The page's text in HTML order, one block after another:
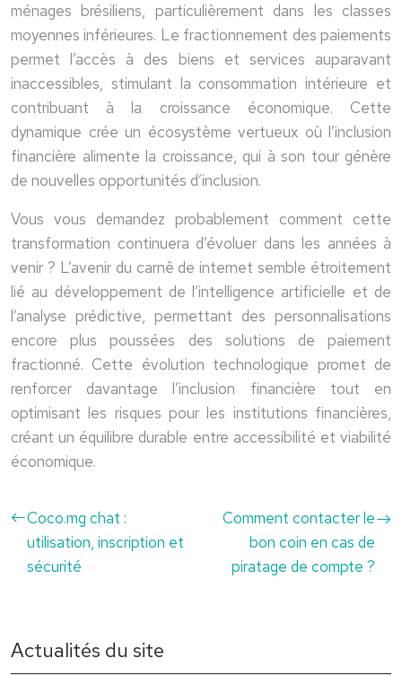
ménages brésiliens, particulièrement dans les classes
moyennes inférieures. Le fractionnement des paiements
permet l’accès à des biens et services auparavant
inaccessibles, stimulant la consommation intérieure et
contribuant à la croissance économique. Cette
dynamique crée un écosystème vertueux où l’inclusion
financière alimente la croissance, qui à son tour génère
de nouvelles opportunités d’inclusion.
Vous vous demandez probablement comment cette
transformation continuera d’évoluer dans les années à
venir ? L’avenir du carnê de internet semble étroitement
lié au développement de l’intelligence artificielle et de
l’analyse prédictive, permettant des personnalisations
encore plus poussées des solutions de paiement
fractionné. Cette évolution technologique promet de
renforcer davantage l’inclusion financière tout en
optimisant les risques pour les institutions financières,
créant un équilibre durable entre accessibilité et viabilité
économique.
Coco.mg chat :
utilisation, inscription et
sécurité
Comment contacter le
bon coin en cas de
piratage de compte ?
Actualités du site